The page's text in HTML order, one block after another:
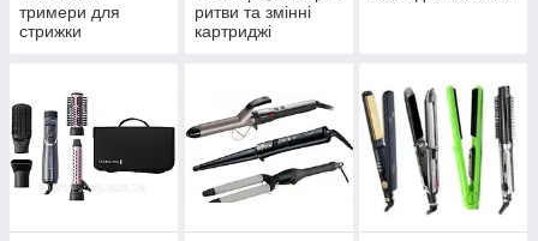
тримери для
стрижки
ритви та змінні
картриджі